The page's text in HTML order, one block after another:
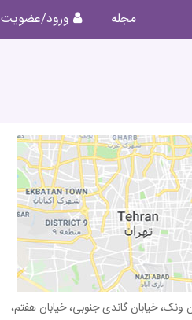
مجله ورود/عضویت
ونک، خيابان گاندی جنوبی، خيابان هفتم،